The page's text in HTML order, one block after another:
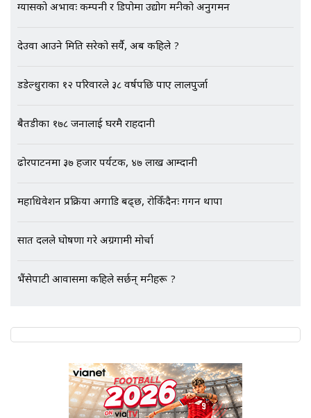
EXCLUSIVE - भिजिट भिसामा सेटिङको
गोप्य अडियो र म्यासेज, गृह मन्त्रालय
भिजिट भिसामा गृह मन्त्रालयकै सेटिङः१
गायब || Everest Hospital
Followup: CCTV Footage Lost |
ग्यासको अभावः कम्पनी र डिपोमा उद्योग मन्त्रीको अनुगमन
देउवा आउने मिति सरेको सर्यै, अब कहिले ?
डडेल्धुराका १२ परिवारले ३८ वर्षपछि पाए लालपुर्जा
बैतडीका १७८ जनालाई घरमै राहदानी
ढोरपाटनमा ३७ हजार पर्यटक, ४७ लाख आम्दानी
महाधिवेशन प्रक्रिया अगाडि बढ्छ, रोकिँदैनः गगन थापा
सात दलले घोषणा गरे अग्रगामी मोर्चा
भैंसेपाटी आवासमा कहिले सर्छन् मन्त्रीहरू ?